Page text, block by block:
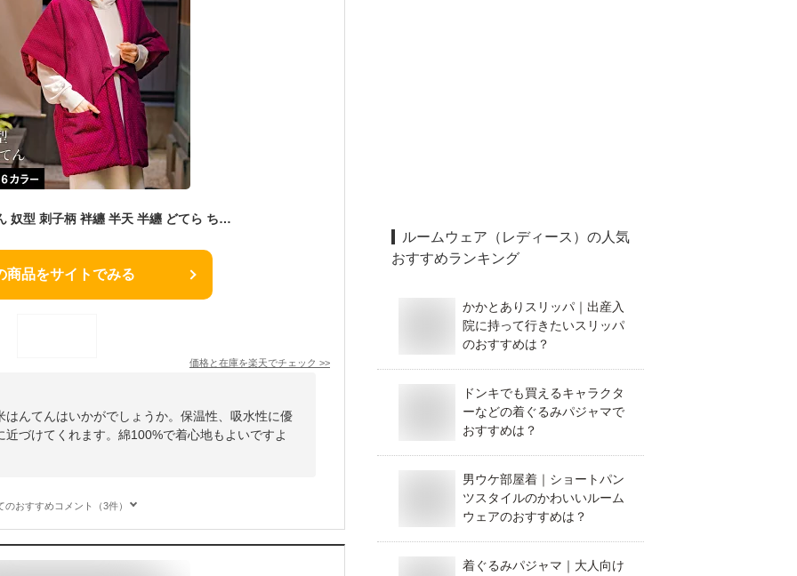
日本製 久留米はんてん 奴型 刺子柄 袢纏 半天 半纏 どてら ちゃんちゃんこ 丹前 おしゃれ あたたかい 部屋着 手づくり 綿100% レディース
商品をサイトでみる
価格と在庫を楽天でチェック >>
んてんはいかがでしょうか。保温性、吸水性に優
づけてくれます。綿100%で着心地もよいですよ
のおすすめコメント（3件）
ルームウェア（レディース） の人気
おすすめランキング
かかとありスリッパ｜出産入
院に持って行きたいスリッパ
のおすすめは？
ドンキでも買えるキャラクタ
ーなどの着ぐるみパジャマで
おすすめは？
男ウケ部屋着｜ショートパン
ツスタイルのかわいいルーム
ウェアのおすすめは？
着ぐるみパジャマ｜大人向け